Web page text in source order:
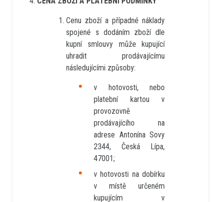
Cenu zboží a případné náklady
spojené s dodáním zboží dle
kupní smlouvy může kupující
uhradit prodávajícímu
následujícími způsoby:
v hotovosti, nebo
platební kartou v
provozovně
prodávajícího na
adrese Antonína Sovy
2344, Česká Lípa,
47001;
v hotovosti na dobírku
v místě určeném
kupujícím v